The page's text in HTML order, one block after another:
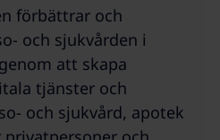
förbättrar och
och sjukvården i
att skapa
tjänster och
och sjukvård, apotek